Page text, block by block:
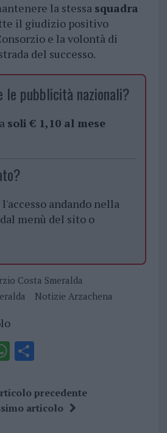
la stessa squadra
il giudizio positivo
e la volontà di
del successo.
le pubblicità nazionali?
soli € 1,10 al mese
andando nella
menù del sito o
Costa Smeralda
Notizie Arzachena
W
at
s
S
a
re
precedente
articolo